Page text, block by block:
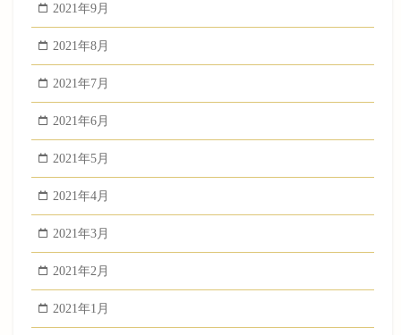
2021年9月
2021年8月
2021年7月
2021年6月
2021年5月
2021年4月
2021年3月
2021年2月
2021年1月